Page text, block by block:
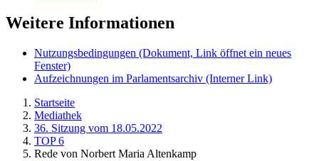
Weitere Informationen
Nutzungsbedingungen (Dokument, Link öffnet ein neues
Fenster)
Aufzeichnungen im Parlamentsarchiv (Interner Link)
Startseite
Mediathek
36. Sitzung vom 18.05.2022
TOP 6
Rede von Norbert Maria Altenkamp